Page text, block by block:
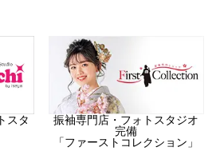
スタ 振袖専門店・フォトスタジオ
完備
「ファーストコレクション」